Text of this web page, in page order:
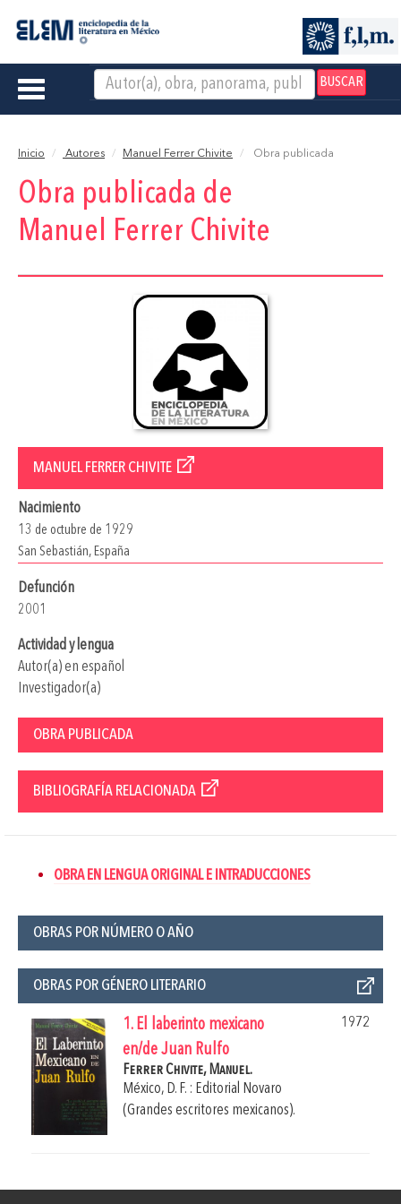
BUSCAR
Toggle
Inicio Autores Manuel Ferrer Chivite Obra publicada
Obra publicada de
Manuel Ferrer Chivite
MANUEL FERRER CHIVITE
Nacimiento
13 de octubre de 1929
San Sebastián, España
Defunción
2001
Actividad y lengua
Autor(a) en español
Investigador(a)
OBRA PUBLICADA
BIBLIOGRAFÍA RELACIONADA
OBRA EN LENGUA ORIGINAL E INTRADUCCIONES
OBRAS POR NÚMERO O AÑO
OBRAS POR GÉNERO LITERARIO
1. El laberinto mexicano
en/de Juan Rulfo
1972
Ferrer Chivite, Manuel.
México, D. F. : Editorial Novaro
(Grandes escritores mexicanos).